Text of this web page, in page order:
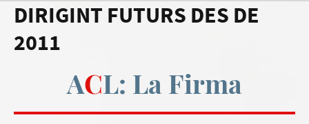
DIRIGINT FUTURS DES DE
2011
ACL: La Firma